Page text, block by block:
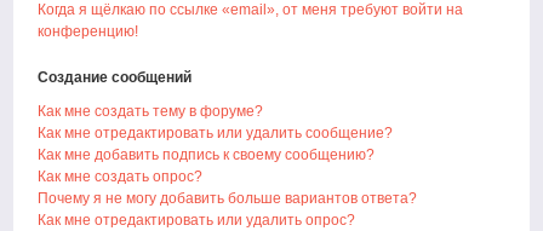
Когда я щёлкаю по ссылке «email», от меня требуют войти на
конференцию!
Создание сообщений
Как мне создать тему в форуме?
Как мне отредактировать или удалить сообщение?
Как мне добавить подпись к своему сообщению?
Как мне создать опрос?
Почему я не могу добавить больше вариантов ответа?
Как мне отредактировать или удалить опрос?